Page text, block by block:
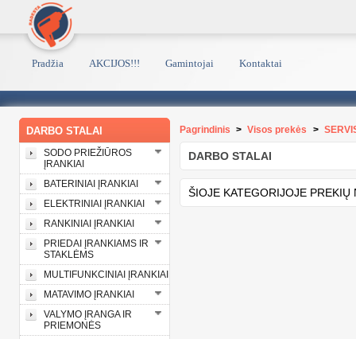
Pradžia AKCIJOS!!! Gamintojai Kontaktai
DARBO STALAI
SODO PRIEŽIŪROS
ĮRANKIAI
BATERINIAI ĮRANKIAI
ELEKTRINIAI ĮRANKIAI
RANKINIAI ĮRANKIAI
PRIEDAI ĮRANKIAMS IR
STAKLĖMS
MULTIFUNKCINIAI ĮRANKIAI
MATAVIMO ĮRANKIAI
VALYMO ĮRANGA IR
PRIEMONĖS
Pagrindinis > Visos prekės >
DARBO STALAI
ŠIOJE KATEGORIJOJE PREKIŲ